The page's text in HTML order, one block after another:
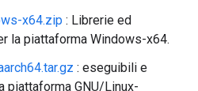
x64.zip : Librerie ed
la piattaforma Windows-x64.
: eseguibili e
piattaforma GNU/Linux-